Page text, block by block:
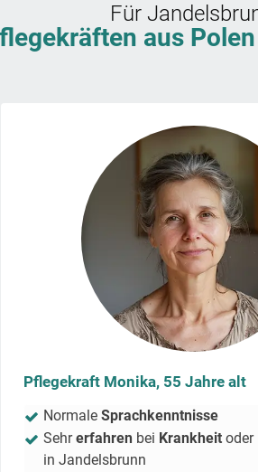
Für
aus
Pflegekraft Monika, 55 Jahre alt
Normale Sprachkenntnisse
Sehrerfahren bei Krankheit oder
in Jandelsbrunn